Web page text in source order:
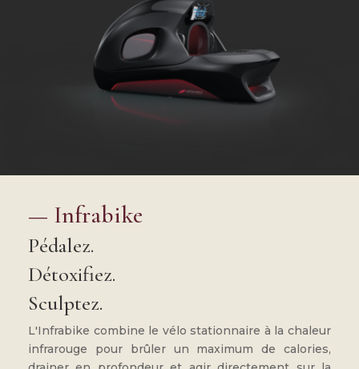
— Infrabike
Pédalez.
Détoxifiez.
Sculptez.
L'Infrabike combine le vélo stationnaire à la chaleur
infrarouge pour brûler un maximum de calories,